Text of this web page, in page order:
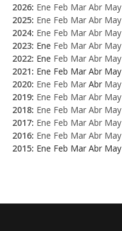
2026: Ene Feb Mar Abr May
2025: Ene Feb Mar Abr May
2024: Ene Feb Mar Abr May
2023: Ene Feb Mar Abr May
2022: Ene Feb Mar Abr May
2021: Ene Feb Mar Abr May
2020: Ene Feb Mar Abr May
2019: Ene Feb Mar Abr May
2018: Ene Feb Mar Abr May
2017: Ene Feb Mar Abr May
2016: Ene Feb Mar Abr May
2015: Ene Feb Mar Abr May